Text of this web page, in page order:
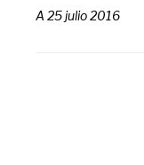
A25 julio 2016